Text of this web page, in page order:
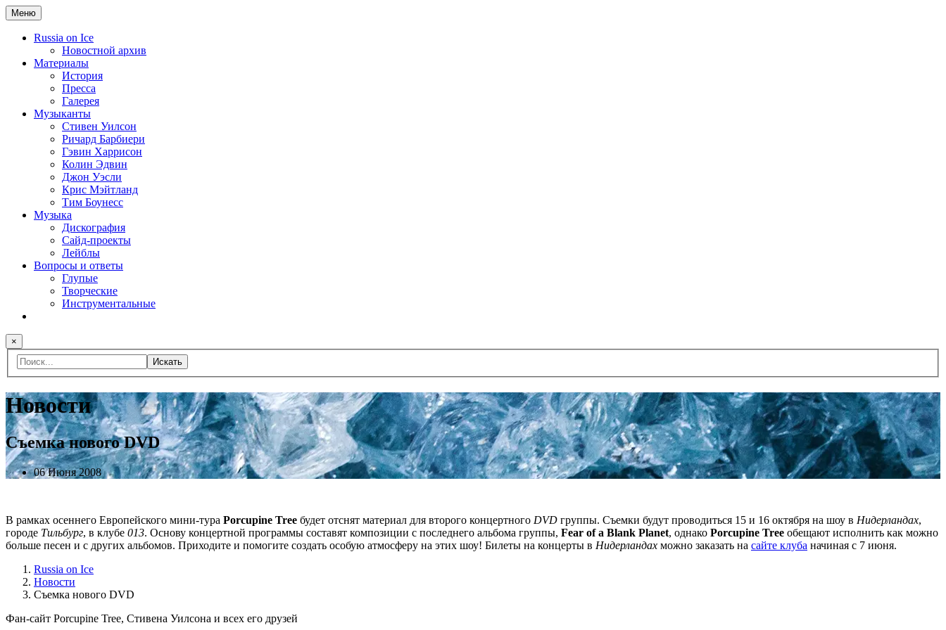
Меню
Russia on Ice
Новостной архив
Материалы
История
Пресса
Галерея
Музыканты
Стивен Уилсон
Ричард Барбиери
Гэвин Харрисон
Колин Эдвин
Джон Уэсли
Крис Мэйтланд
Тим Боунесс
Музыка
Дискография
Сайд-проекты
Лейблы
Вопросы и ответы
Глупые
Творческие
Инструментальные
×
Искать
Новости
Съемка нового DVD
06 Июня 2008
В рамках осеннего Европейского мини-тура Porcupine Tree будет отснят материал для второго концертного DVD группы. Съемки будут проводиться 15 и 16 октября на шоу в Нидерландах,
городе Тильбург, в клубе 013. Основу концертной программы составят композиции с последнего альбома группы, Fear of a Blank Planet, однако Porcupine Tree обещают исполнить как можно
больше песен и с других альбомов. Приходите и помогите создать особую атмосферу на этих шоу! Билеты на концерты в Нидерландах можно заказать на сайте клуба начиная с 7 июня.
Russia on Ice
Новости
Съемка нового DVD
Фан-сайт Porcupine Tree, Стивена Уилсона и всех его друзей